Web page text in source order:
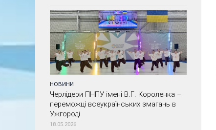
НОВИНИ
Черлідери ПНПУ імені В.Г. Короленка –
переможці всеукраїнських змагань в
Ужгороді
18.05.2026